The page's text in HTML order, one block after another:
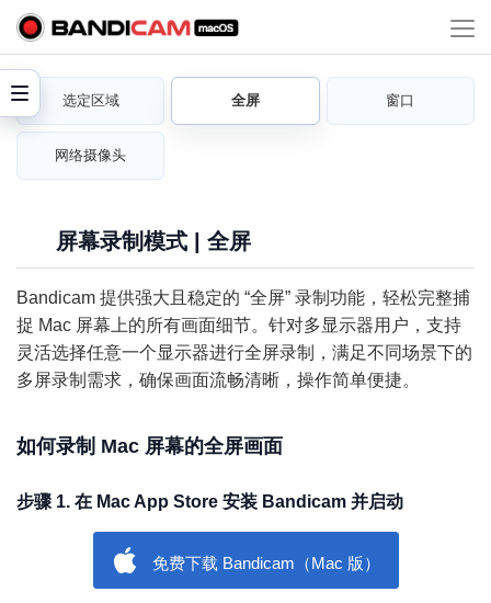
选定区域 全屏 窗口
网络摄像头
屏幕录制模式 | 全屏
Bandicam 提供强大且稳定的 “全屏” 录制功能，轻松完整捕
捉 Mac 屏幕上的所有画面细节。针对多显示器用户，支持
灵活选择任意一个显示器进行全屏录制，满足不同场景下的
多屏录制需求，确保画面流畅清晰，操作简单便捷。
如何录制 Mac 屏幕的全屏画面
步骤 1. 在 Mac App Store 安装 Bandicam 并启动
免费下载 Bandicam（Mac 版）